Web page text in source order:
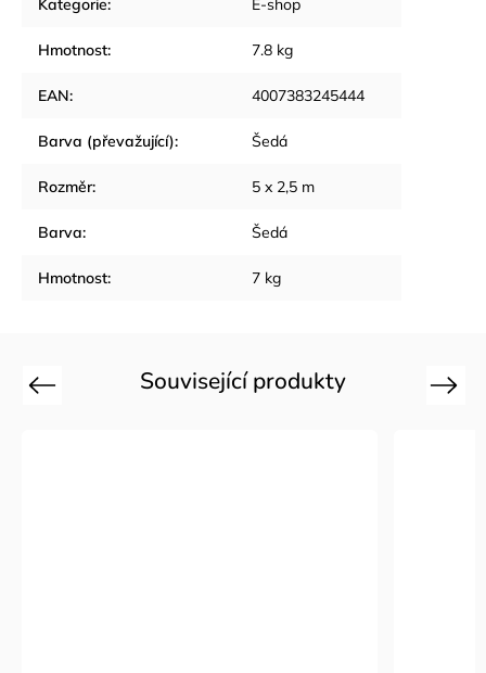
Hmotnost: 7.8 kg
EAN: 4007383245444
Barva (převažující): Šedá
Rozměr: 5 x 2,5 m
Barva: Šedá
Hmotnost: 7 kg
Související produkty
Previous Next